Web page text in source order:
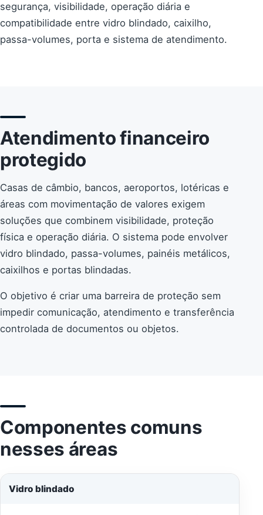
segurança, visibilidade, operação diária e
compatibilidade entre vidro blindado, caixilho,
passa-volumes, porta e sistema de atendimento.
Atendimento financeiro
protegido
Casas de câmbio, bancos, aeroportos, lotéricas e
áreas com movimentação de valores exigem
soluções que combinem visibilidade, proteção
física e operação diária. O sistema pode envolver
vidro blindado, passa-volumes, painéis metálicos,
caixilhos e portas blindadas.
O objetivo é criar uma barreira de proteção sem
impedir comunicação, atendimento e transferência
controlada de documentos ou objetos.
Componentes comuns
nesses áreas
Vidro blindado